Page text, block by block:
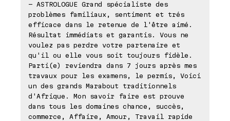
- ASTROLOGUE Grand spécialiste des
problèmes familiaux, sentiment et trés
efficace dans le retenue de l'être aimé.
Résultat immédiats et garantis. Vous ne
voulez pas perdre votre partenaire et
qu'il ou elle vous soit toujours fidèle.
Parti(e) reviendra dans 7 jours après mes
travaux pour les examens, le permis, Voici
un des grands Marabout traditionnels
d'Afrique. Mon savoir faire est prouve
dans tous les domaines chance, succès,
commerce, Affaire, Amour, Travail rapide